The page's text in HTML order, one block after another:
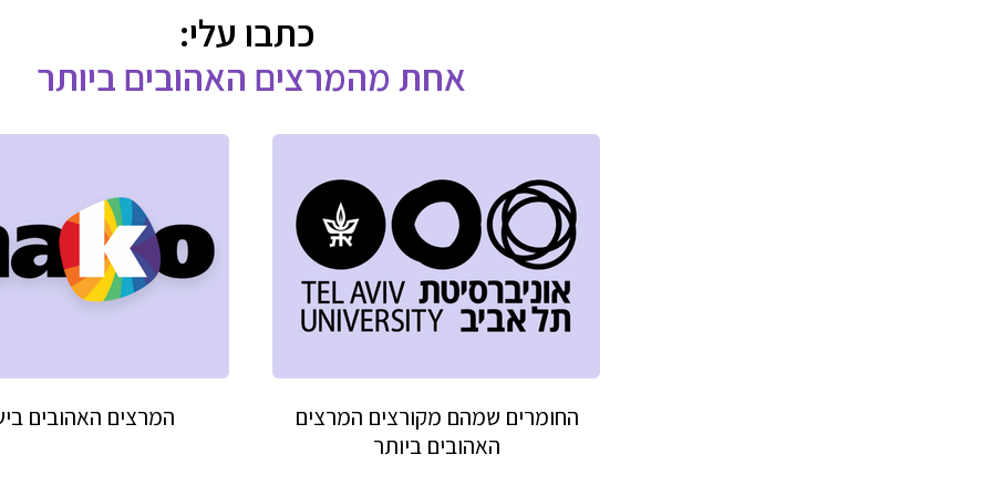
אחת מהמרצים האהובים ביותר
כתבו עלי:
החומרים שמהם מקורצים המרצים
האהובים ביותר
המרצים האהובים